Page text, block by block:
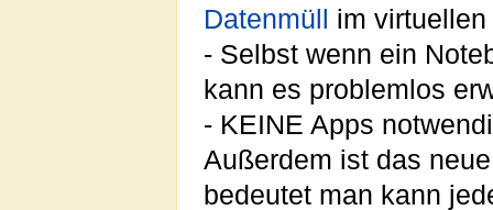
Datenmüll im virtuellen
- Selbst wenn ein
kann es problemlos
- KEINE Apps
Außerdem ist das
bedeutet man kann